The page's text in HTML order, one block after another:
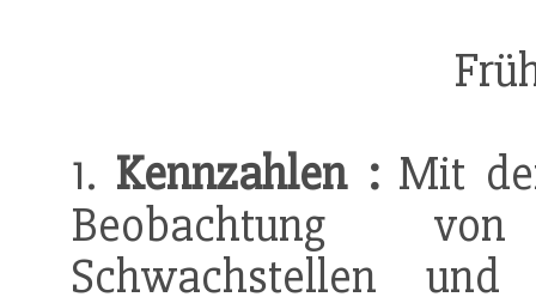
1. Kennzahlen :Mit
Beobachtung
Schwachstellen